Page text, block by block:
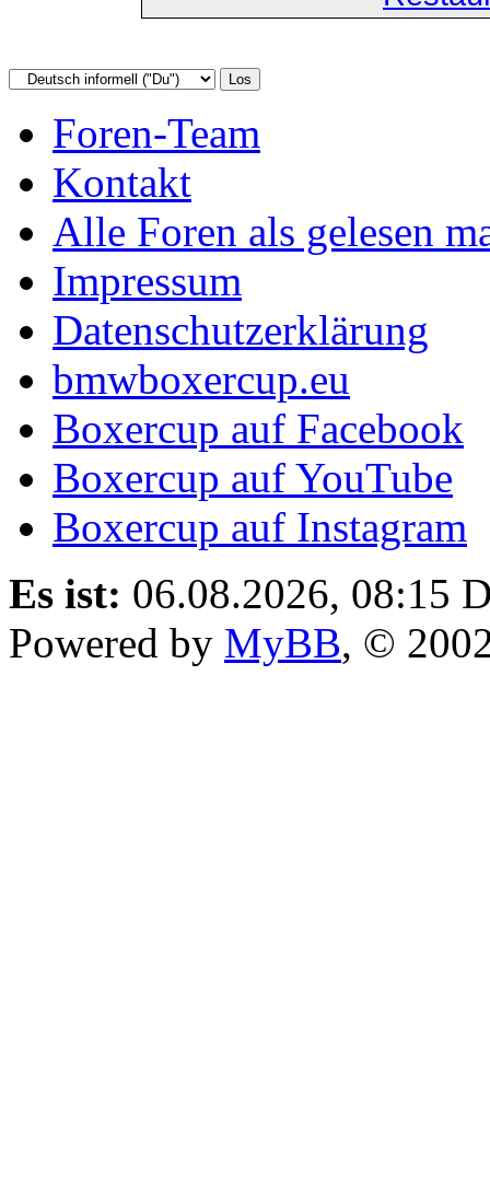
Foren-Team
Kontakt
Alle Foren als gelesen
Impressum
Datenschutzerklärung
bmwboxercup.eu
Boxercup auf Facebook
Boxercup auf YouTube
Boxercup auf Instagram
Es ist: 06.08.2026, 08:15
Powered by MyBB, ©